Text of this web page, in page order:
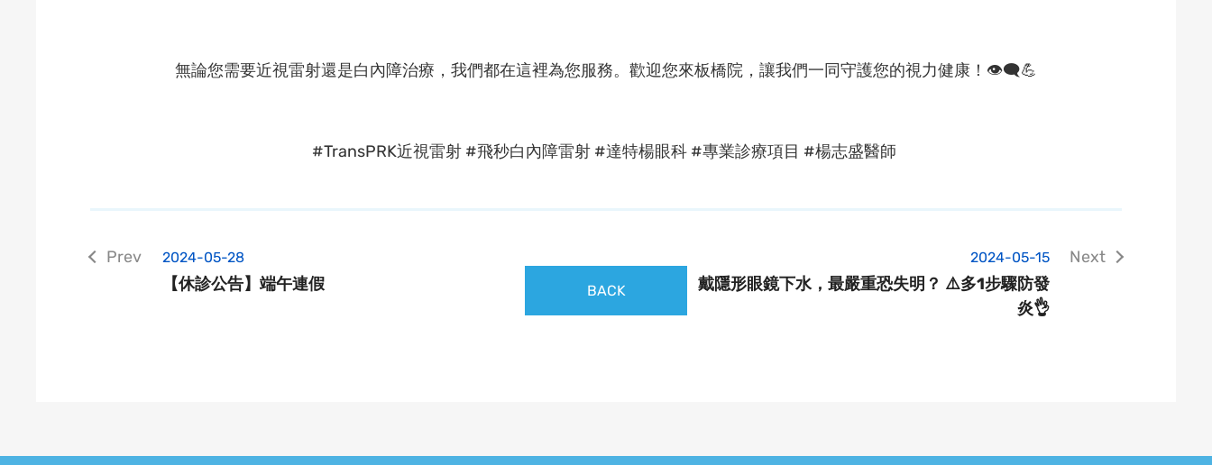
󠀠無論您需要近視雷射還是白內障治療，我們都在這裡為您服務。歡迎您來板橋院，讓我們一同守護您的視力健康！👁️‍🗨️💪
#TransPRK近視雷射 #飛秒白內障雷射 #達特楊眼科 #專業診療項目 #楊志盛醫師
2024-05-28
【休診公告】端午連假
2024-05-15
戴隱形眼鏡下水，最嚴重恐失明？ ⚠️多1步驟防發
炎👌
BACK